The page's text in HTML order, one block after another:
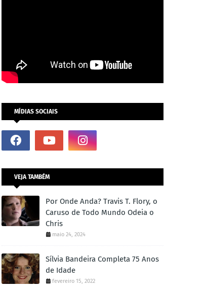
MÍDIAS SOCIAIS
VEJA TAMBÉM
Por Onde Anda? Travis T. Flory, o
Caruso de Todo Mundo Odeia o
Chris
maio 24, 2024
Sílvia Bandeira Completa 75 Anos
de Idade
fevereiro 15, 2022